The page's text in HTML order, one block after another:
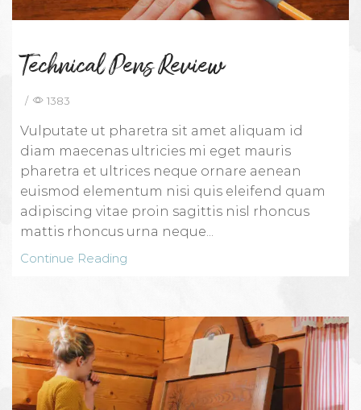
Technical Pens Review
/ 1383
Vulputate ut pharetra sit amet aliquam id
diam maecenas ultricies mi eget mauris
pharetra et ultrices neque ornare aenean
euismod elementum nisi quis eleifend quam
adipiscing vitae proin sagittis nisl rhoncus
mattis rhoncus urna neque...
Continue Reading